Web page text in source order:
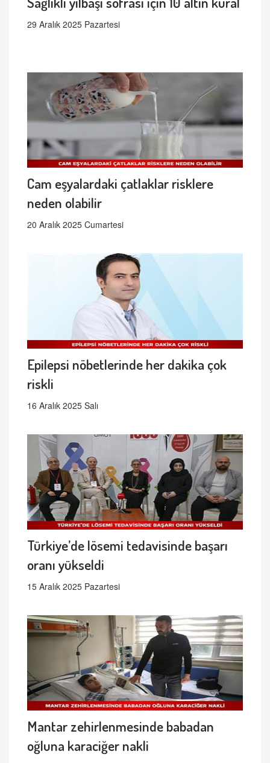
29 Aralık 2025 Pazartesi
Cam eşyalardaki çatlaklar risklere
neden olabilir
20 Aralık 2025 Cumartesi
Epilepsi nöbetlerinde her dakika çok
riskli
16 Aralık 2025 Salı
Türkiye’de lösemi tedavisinde başarı
oranı yükseldi
15 Aralık 2025 Pazartesi
Mantar zehirlenmesinde babadan
oğluna karaciğer nakli